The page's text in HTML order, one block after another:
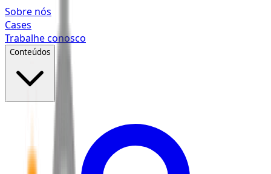
Pular para o conteúdo principal
Sobre nós
Cases
Trabalhe conosco
Conteúdos